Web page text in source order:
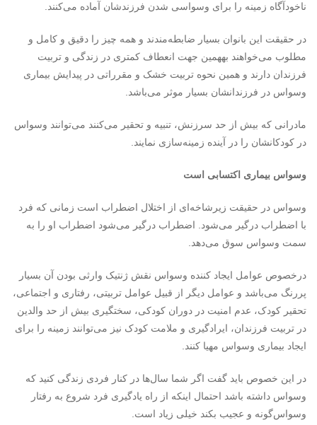
ناخودآگاه زمینه را برای وسواسی شدن فرزندشان آماده می‌کنند.
در حقیقت این بانوان بسیار ضابطه‌مندند و همه چیز را دقیق و کامل و
مطلوب می‌خواهند بههمین جهت انعطاف کمتری در زندگی و تربیت
فرزندان دارند و همین نحوه تربیت خشک و مقرراتی در پیدایش بیماری
وسواس در فرزندانشان بسیار موثر می‌باشد.
مادرانی که بیش از حد سرزنش، تنبیه و تحقیر می‌کنند می‌توانند وسواس
در کودکانشان را در آینده زمینه‌سازی نمایند.
وسواس بیماری اکتسابی است
وسواس در حقیقت زیرشاخه‌ای از اختلال اضطراب است زمانی که فرد
با اضطراب درگیر می‌شود. اضطراب درگیر می‌شود اضطراب او را به
سمت وسواس سوق می‌دهد.
درخصوص عوامل ایجاد کننده وسواس نقش ژنتیک وارثی بودن آن بسیار
پررنگ می‌باشد و عوامل دیگر از قبیل عوامل تربیتی، رفتاری و اجتماعی،
تحقیر کودک، عدم امنیت در دوران کودکی، سختگیری بیش از حد والدین
در تربیت فرزندان، ایرادگیری و ملامت کودک نیز می‌توانند زمینه را برای
ایجاد بیماری وسواس مهیا کنند.
در این خصوص باید گفت اگر شما سال‌ها در کنار فردی زندگی کنید که
وسواس داشته باشد احتمال اینکه از راه یادگیری فرد شروع به رفتار
وسواس‌گونه و عجیب بکند خیلی زیاد است.